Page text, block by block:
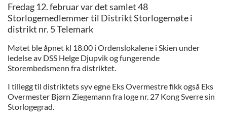
Fredag 12. februar var det samlet 48
Storlogemedlemmer til Distrikt Storlogemøte i
distrikt nr. 5 Telemark
Møtet ble åpnet kl 18.00 i Ordenslokalene i Skien under
ledelse av DSS Helge Djupvik og fungerende
Storembedsmenn fra distriktet.
I tillegg til distriktets syv egne Eks Overmestre fikk også Eks
Overmester Bjørn Ziegemann fra loge nr. 27 Kong Sverre sin
Storlogegrad.